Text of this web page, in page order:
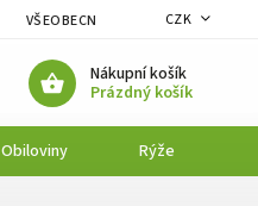
VŠEOBECNÉ OBCHODNÍ PODMÍNKY
CZK
Nákupní košík
Prázdný košík
Obiloviny Rýže